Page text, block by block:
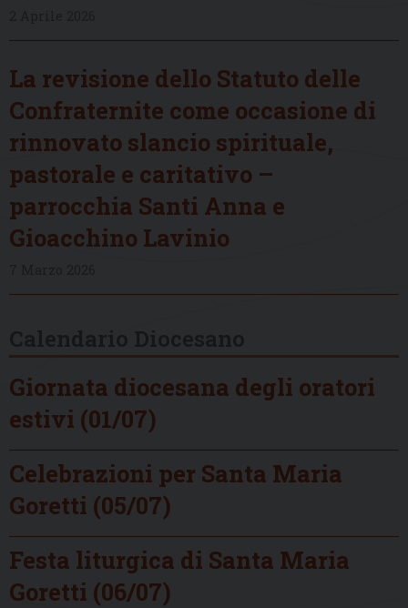
La revisione dello Statuto delle
Confraternite come occasione di
rinnovato slancio spirituale,
pastorale e caritativo –
parrocchia Santi Anna e
Gioacchino Lavinio
Giornata diocesana degli oratori
estivi (01/07)
Celebrazioni per Santa Maria
Goretti (05/07)
Festa liturgica di Santa Maria
Goretti (06/07)